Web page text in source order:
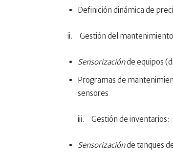
Definición dinámica de
ii. Gestión del mantenimiento
Sensorizaciónde equipos
Programas de
sensores
iii. Gestión de inventarios:
Sensorizaciónde tanques